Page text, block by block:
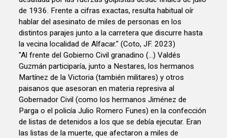
de 1936. Frente a cifras exactas, resulta habitual oír
hablar del asesinato de miles de personas en los
distintos parajes junto a la carretera que discurre hasta
la vecina localidad de Alfacar." (Coto, JF. 2023)
"Al frente del Gobierno Civil granadino (...) Valdés
Guzmán participaría, junto a Nestares, los hermanos
Martínez de la Victoria (también militares) y otros
paisanos que asesoran en materia represiva al
Gobernador Civil (como los hermanos Jiménez de
Parga o el policía Julio Romero Funes) en la confección
de listas de detenidos a los que se debía ejecutar. Eran
las listas de la muerte, que afectaron a miles de